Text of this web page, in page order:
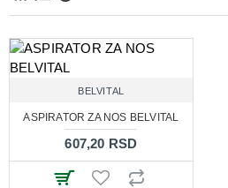
BELVITAL
ASPIRATOR ZA NOS BELVITAL
607,20 RSD